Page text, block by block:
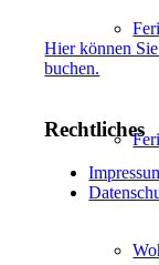
Hier können
buchen.
Rechtliches